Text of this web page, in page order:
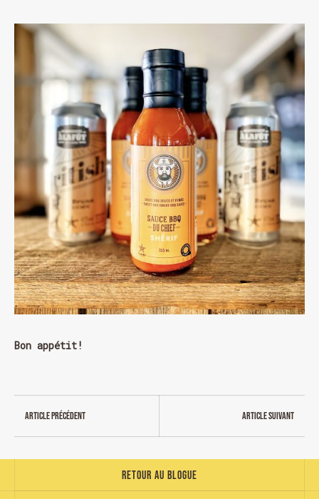
Chargement
Bon appétit!
Article précédent Article suivant
Retour au blogue